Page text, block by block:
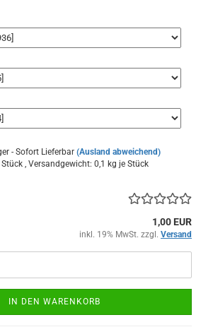
- Sofort Lieferbar (Ausland abweichend)
, Versandgewicht: 0,1 kg je Stück
1,00 EUR
inkl. 19% MwSt. zzgl. Versand
IN DEN WARENKORB